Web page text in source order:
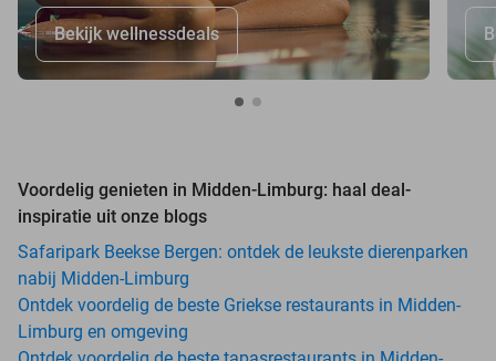
Bekijk wellnessdeals
Voordelig genieten in Midden-Limburg: haal deal-
inspiratie uit onze blogs
Safaripark Beekse Bergen: ontdek de leukste dierenparken
nabij Midden-Limburg
Ontdek voordelig de beste Griekse restaurants in Midden-
Limburg en omgeving